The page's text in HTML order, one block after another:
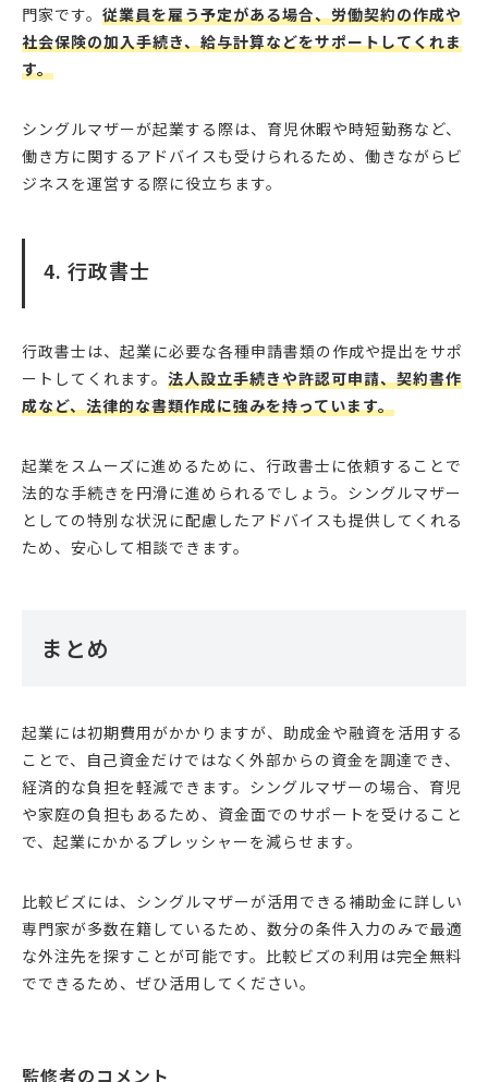
門家です。 従業員を雇う予定がある場合、労働契約の作成や
社会保険の加入手続き、給与計算などをサポートしてくれま
す。
シングルマザーが起業する際は、育児休暇や時短勤務など、
働き方に関するアドバイスも受けられるため、働きながらビ
ジネスを運営する際に役立ちます。
4. 行政書士
行政書士は、起業に必要な各種申請書類の作成や提出をサポ
ートしてくれます。 法人設立手続きや許認可申請、契約書作
成など、法律的な書類作成に強みを持っています。
起業をスムーズに進めるために、行政書士に依頼することで
法的な手続きを円滑に進められるでしょう。シングルマザー
としての特別な状況に配慮したアドバイスも提供してくれる
ため、安心して相談できます。
まとめ
起業には初期費用がかかりますが、助成金や融資を活用する
ことで、自己資金だけではなく外部からの資金を調達でき、
経済的な負担を軽減できます。シングルマザーの場合、育児
や家庭の負担もあるため、資金面でのサポートを受けること
で、起業にかかるプレッシャーを減らせます。
比較ビズには、シングルマザーが活用できる補助金に詳しい
専門家が多数在籍しているため、数分の条件入力のみで最適
な外注先を探すことが可能です。比較ビズの利用は完全無料
でできるため、ぜひ活用してください。